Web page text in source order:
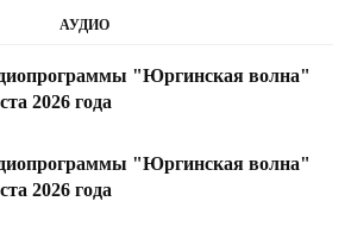
АУДИО
"Юргинская волна"
2026 года
"Юргинская волна"
2026 года